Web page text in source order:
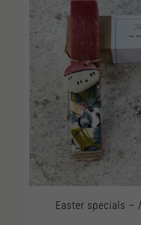
Easter specials –